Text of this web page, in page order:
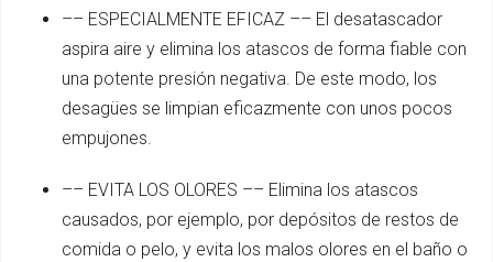
–– ESPECIALMENTE EFICAZ –– El desatascador
aspira aire y elimina los atascos de forma fiable con
una potente presión negativa. De este modo, los
desagües se limpian eficazmente con unos pocos
empujones.
–– EVITA LOS OLORES –– Elimina los atascos
causados, por ejemplo, por depósitos de restos de
comida o pelo, y evita los malos olores en el baño o